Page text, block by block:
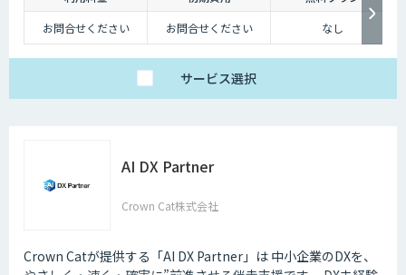
お問合せください
お問合せください なし
サービス選択
AI DX Partner
Crown Cat株式会社
Crown Catが提供する「AI DX Partner」は 中小企業のDXを、